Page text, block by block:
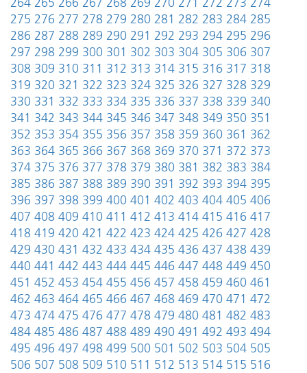
275 276 277 278 279 280 281 282 283 284 285
286 287 288 289 290 291 292 293 294 295 296
297 298 299 300 301 302 303 304 305 306 307
308 309 310 311 312 313 314 315 316 317 318
319 320 321 322 323 324 325 326 327 328 329
330 331 332 333 334 335 336 337 338 339 340
341 342 343 344 345 346 347 348 349 350 351
352 353 354 355 356 357 358 359 360 361 362
363 364 365 366 367 368 369 370 371 372 373
374 375 376 377 378 379 380 381 382 383 384
385 386 387 388 389 390 391 392 393 394 395
396 397 398 399 400 401 402 403 404 405 406
407 408 409 410 411 412 413 414 415 416 417
418 419 420 421 422 423 424 425 426 427 428
429 430 431 432 433 434 435 436 437 438 439
440 441 442 443 444 445 446 447 448 449 450
451 452 453 454 455 456 457 458 459 460 461
462 463 464 465 466 467 468 469 470 471 472
473 474 475 476 477 478 479 480 481 482 483
484 485 486 487 488 489 490 491 492 493 494
495 496 497 498 499 500 501 502 503 504 505
506 507 508 509 510 511 512 513 514 515 516